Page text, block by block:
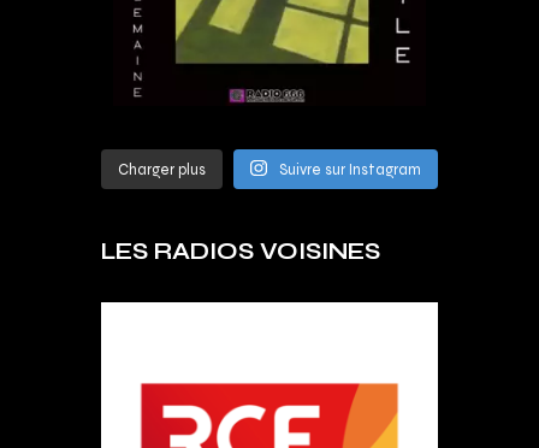
Charger plus Suivre sur Instagram
LES RADIOS VOISINES